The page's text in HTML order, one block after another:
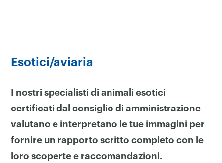
Esotici/aviaria
I nostri specialisti di animali esotici
certificati dal consiglio di amministrazione
valutano e interpretano le tue immagini per
fornire un rapporto scritto completo con le
loro scoperte e raccomandazioni.